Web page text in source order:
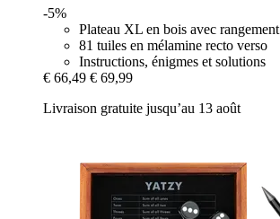
-5%
Plateau XL en bois avec rangement
81 tuiles en mélamine recto verso
Instructions, énigmes et solutions
€ 66,49 € 69,99
Livraison gratuite jusqu’au 13 août